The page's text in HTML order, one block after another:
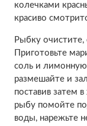
колечками
красиво
Рыбку очистите,
Приготовьте
соль и
размешайте и
поставив затем
рыбу помойте
воды, нарежьте